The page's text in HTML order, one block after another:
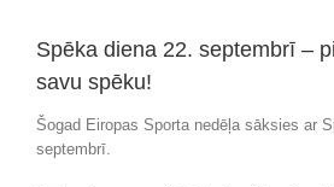
Spēka diena 22. septembrī –
savu spēku!
Šogad Eiropas Sporta nedēļa sāksies ar
septembrī.